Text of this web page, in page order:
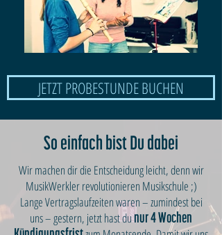
JETZT PROBESTUNDE BUCHEN
So einfach bist Du dabei
Wir machen dir die Entscheidung leicht, denn wir
MusikWerkler revolutionieren Musikschule ;)
Lange Vertragslaufzeiten waren – zumindest bei
uns – gestern, jetzt hast dunur 4 Wochen